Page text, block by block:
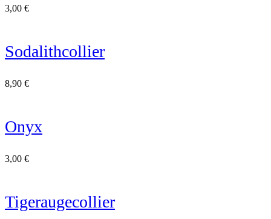
3,00 €
Sodalithcollier
8,90 €
Onyx
3,00 €
Tigeraugecollier